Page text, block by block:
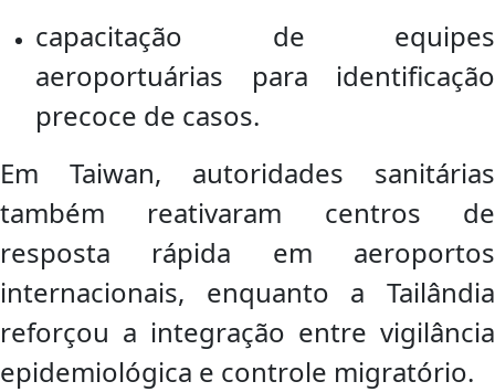
capacitação de equipes
aeroportuárias para identificação
precoce de casos.
Em Taiwan, autoridades sanitárias
também reativaram centros de
resposta rápida em aeroportos
internacionais, enquanto a Tailândia
reforçou a integração entre vigilância
epidemiológica e controle migratório.